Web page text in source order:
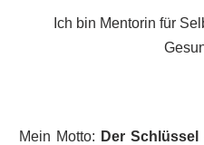
Ich bin Mentorin für
Mein Motto: Der